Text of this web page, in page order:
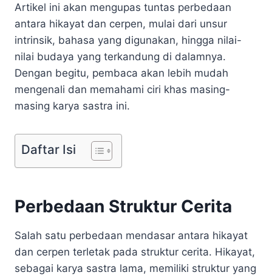
Artikel ini akan mengupas tuntas perbedaan
antara hikayat dan cerpen, mulai dari unsur
intrinsik, bahasa yang digunakan, hingga nilai-
nilai budaya yang terkandung di dalamnya.
Dengan begitu, pembaca akan lebih mudah
mengenali dan memahami ciri khas masing-
masing karya sastra ini.
Daftar Isi
Perbedaan Struktur Cerita
Salah satu perbedaan mendasar antara hikayat
dan cerpen terletak pada struktur cerita. Hikayat,
sebagai karya sastra lama, memiliki struktur yang